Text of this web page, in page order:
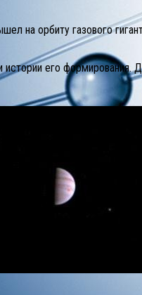
на орбиту газового
истории его